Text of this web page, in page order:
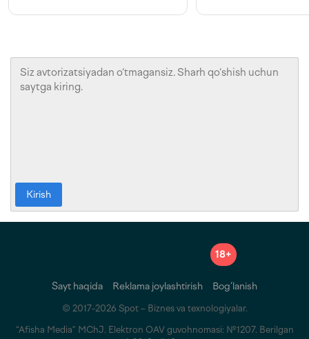
Kirish
18+
Sayt haqida Reklama joylashtirish Bog‘lanish
© 2017-2026 Spot – Biznes va texnologiyalar.
“Afisha Media” MChJ. Elektron OAV guvohnomasi: №1207. Berilgan